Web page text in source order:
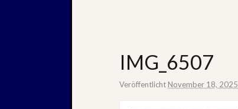
IMG_6507
Veröffentlicht November 18, 2025